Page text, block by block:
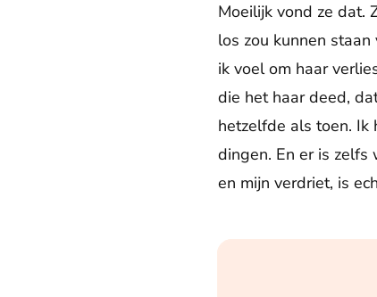
Moeilijk vond ze dat.
los zou kunnen
ik voel om haar
die het haar deed,
hetzelfde als toen. Ik
dingen. En er is zelfs
en mijn verdriet, is